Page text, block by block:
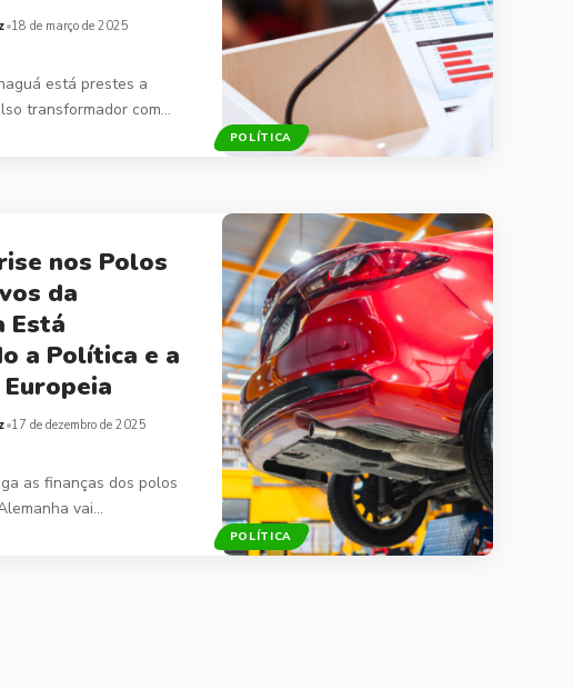
POLÍTICA
18 de março de 2025
está prestes a
transformador com…
POLÍTICA
nos Polos
da
Está
a Política e a
17 de dezembro de 2025
as finanças dos polos
vai…